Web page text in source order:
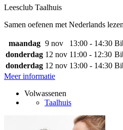
Leesclub Taalhuis
Samen oefenen met Nederlands
maandag 9 nov 13:00 - 14:30
donderdag 12 nov 11:00 - 12:30
donderdag 12 nov 13:00 - 14:30
Meer informatie
Volwassenen
Taalhuis